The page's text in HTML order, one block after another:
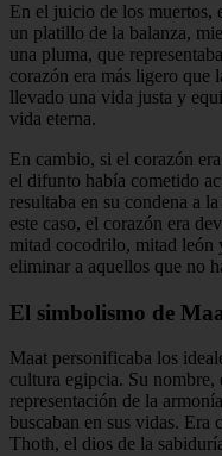
En el juicio de los muertos,
un platillo de la balanza,
una pluma, que
corazón era más ligero que
llevado una vida justa y
vida eterna.
En cambio, si el corazón
el difunto había cometido
resultaba en su condena a
este caso, el corazón era
mitad cocodrilo, mitad león
eliminar a aquellos que no
El simbolismo de
Maat personificaba los
cultura egipcia. Su
representación de la
buscaban en sus vidas. Era
Thoth, el dios de la